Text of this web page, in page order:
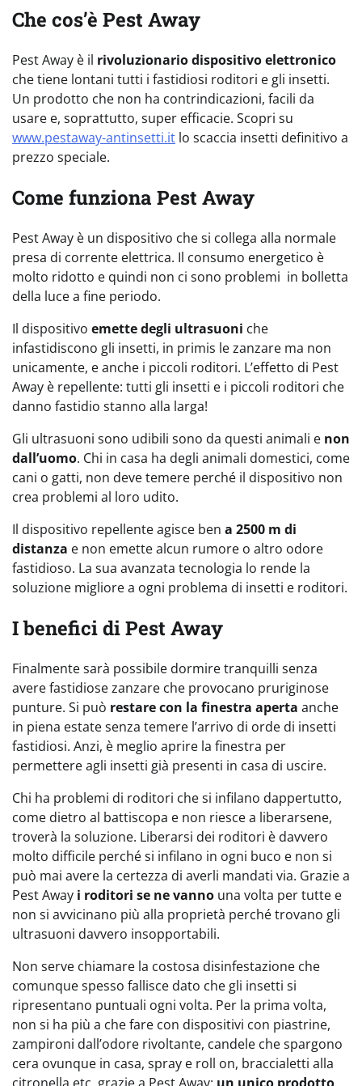
Che cos’è Pest Away
Pest Away è il rivoluzionario dispositivo elettronico
che tiene lontani tutti i fastidiosi roditori e gli insetti.
Un prodotto che non ha contrindicazioni, facili da
usare e, soprattutto, super efficacie. Scopri su
www.pestaway-antinsetti.it lo scaccia insetti definitivo a
prezzo speciale.
Come funziona Pest Away
Pest Away è un dispositivo che si collega alla normale
presa di corrente elettrica. Il consumo energetico è
molto ridotto e quindi non ci sono problemi in bolletta
della luce a fine periodo.
Il dispositivo emette degli ultrasuoni che
infastidiscono gli insetti, in primis le zanzare ma non
unicamente, e anche i piccoli roditori. L’effetto di Pest
Away è repellente: tutti gli insetti e i piccoli roditori che
danno fastidio stanno alla larga!
Gli ultrasuoni sono udibili sono da questi animali e non
dall’uomo. Chi in casa ha degli animali domestici, come
cani o gatti, non deve temere perché il dispositivo non
crea problemi al loro udito.
Il dispositivo repellente agisce ben a 2500 m di
distanza e non emette alcun rumore o altro odore
fastidioso. La sua avanzata tecnologia lo rende la
soluzione migliore a ogni problema di insetti e roditori.
I benefici di Pest Away
Finalmente sarà possibile dormire tranquilli senza
avere fastidiose zanzare che provocano pruriginose
punture. Si può restare con la finestra aperta anche
in piena estate senza temere l’arrivo di orde di insetti
fastidiosi. Anzi, è meglio aprire la finestra per
permettere agli insetti già presenti in casa di uscire.
Chi ha problemi di roditori che si infilano dappertutto,
come dietro al battiscopa e non riesce a liberarsene,
troverà la soluzione. Liberarsi dei roditori è davvero
molto difficile perché si infilano in ogni buco e non si
può mai avere la certezza di averli mandati via. Grazie a
Pest Away i roditori se ne vanno una volta per tutte e
non si avvicinano più alla proprietà perché trovano gli
ultrasuoni davvero insopportabili.
Non serve chiamare la costosa disinfestazione che
comunque spesso fallisce dato che gli insetti si
ripresentano puntuali ogni volta. Per la prima volta,
non si ha più a che fare con dispositivi con piastrine,
zampironi dall’odore rivoltante, candele che spargono
cera ovunque in casa, spray e roll on, braccialetti alla